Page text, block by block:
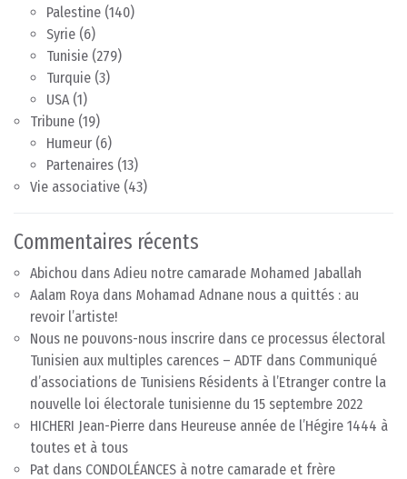
Palestine (140)
Syrie (6)
Tunisie (279)
Turquie (3)
USA(1)
Tribune (19)
Humeur (6)
Partenaires (13)
Vie associative (43)
Commentaires récents
Abichou dans Adieu notre camarade Mohamed Jaballah
Aalam Roya dans Mohamad Adnane nous a quittés : au
revoir l’artiste!
Nous ne pouvons-nous inscrire dans ce processus électoral
Tunisien aux multiples carences – ADTF dans Communiqué
d’associations de Tunisiens Résidents à l’Etranger contre la
nouvelle loi électorale tunisienne du 15 septembre 2022
HICHERI Jean-Pierre dans Heureuse année de l’Hégire 1444 à
toutes et à tous
Pat dans CONDOLÉANCES à notre camarade et frère